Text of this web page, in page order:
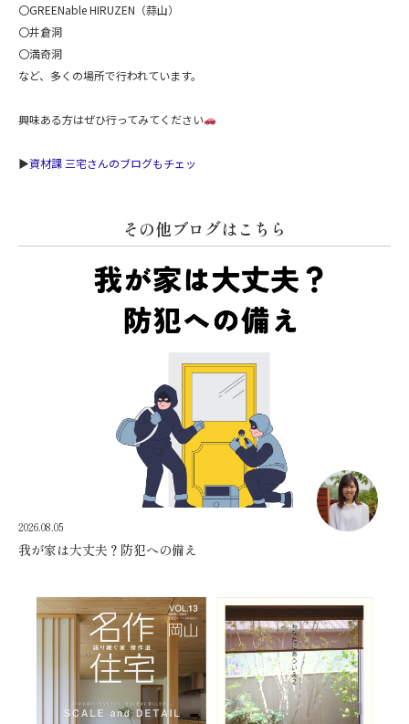
〇GREENable HIRUZEN（蒜山）
〇井倉洞
〇満奇洞
など、多くの場所で行われています。
興味ある方はぜひ行ってみてください
▶資材課 三宅さんのブログもチェッ
その他ブログはこちら
2026.08.05
我が家は大丈夫？防犯への備え